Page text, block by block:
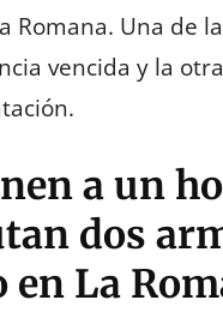
Romana. Una de
vencida y la
a un
dos
en La